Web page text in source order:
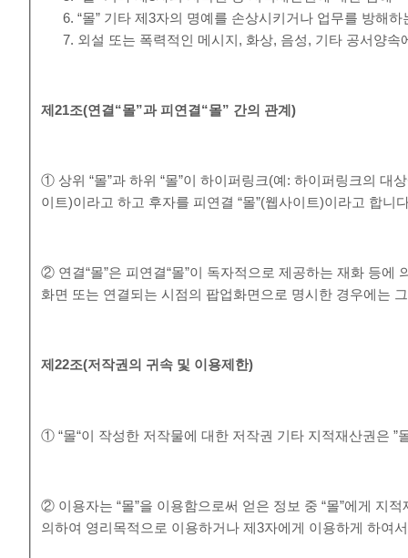
“몰” 기타 제3자의 명예를 손상시키거나 업무를 방해하
외설 또는 폭력적인 메시지, 화상, 음성, 기타 공서양
제21조(연결 “몰”과 피연결 “몰” 간의 관계)
① 상위 “몰”과 하위 “몰”이 하이퍼링크(예: 하이퍼링크의 대
이트)이라고 하고 후자를 피연결 “몰”(웹사이트)이라고 합니
② 연결“몰”은 피연결“몰”이 독자적으로 제공하는 재화 등에
화면 또는 연결되는 시점의 팝업화면으로 명시한 경우에는
제22조(저작권의 귀속 및 이용제한)
① “몰“이 작성한 저작물에 대한 저작권 기타 지적재산권은 ”
② 이용자는 “몰”을 이용함으로써 얻은 정보 중 “몰”에게 지
의하여 영리목적으로 이용하거나 제3자에게 이용하게 하여